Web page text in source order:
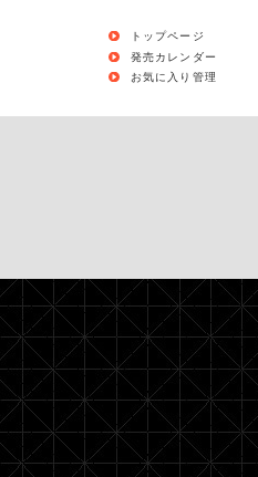
トップページ
発売カレンダー
お気に入り管理